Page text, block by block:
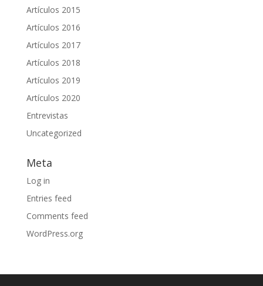
Artículos 2015
Artículos 2016
Artículos 2017
Artículos 2018
Artículos 2019
Artículos 2020
Entrevistas
Uncategorized
Meta
Log in
Entries feed
Comments feed
WordPress.org